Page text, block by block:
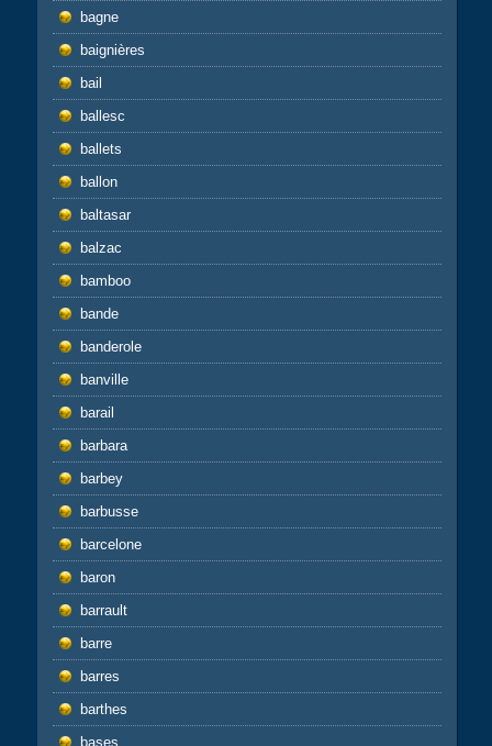
bagne
baignières
bail
ballesc
ballets
ballon
baltasar
balzac
bamboo
bande
banderole
banville
barail
barbara
barbey
barbusse
barcelone
baron
barrault
barre
barres
barthes
bases